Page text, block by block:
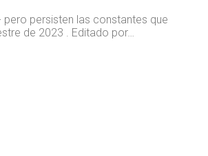
persisten las constantes que
de 2023 . Editado por…